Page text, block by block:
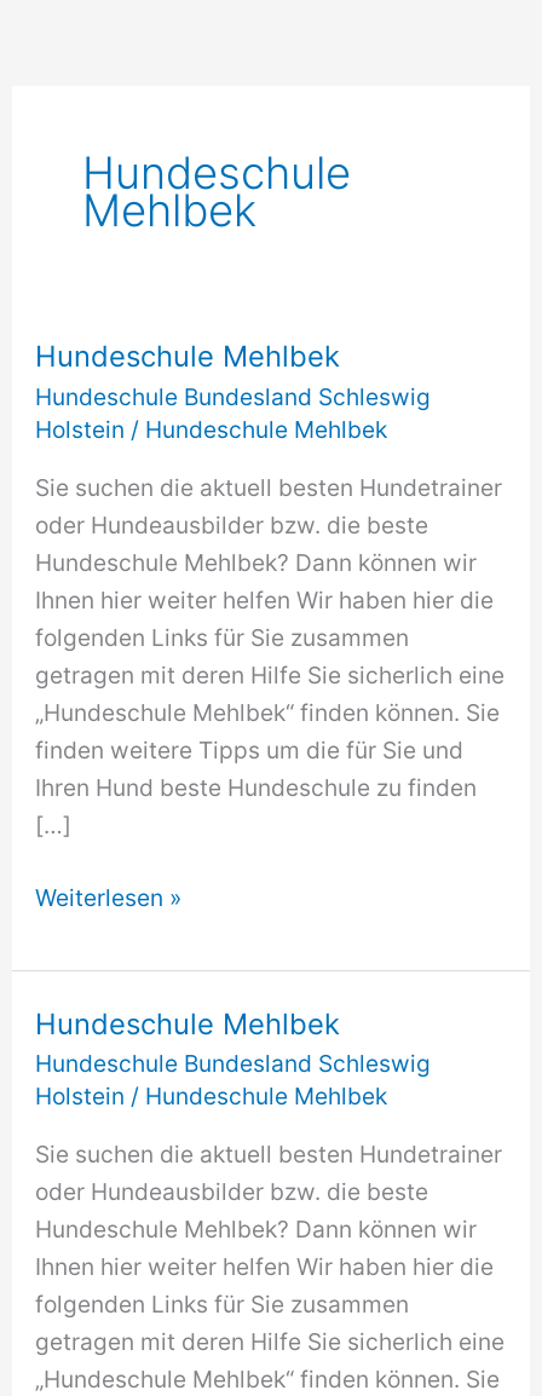
Hundeschule
Mehlbek
Hundeschule Mehlbek
Hundeschule Bundesland Schleswig
Holstein / Hundeschule Mehlbek
Sie suchen die aktuell besten Hundetrainer
oder Hundeausbilder bzw. die beste
Hundeschule Mehlbek? Dann können wir
Ihnen hier weiter helfen Wir haben hier die
folgenden Links für Sie zusammen
getragen mit deren Hilfe Sie sicherlich eine
„Hundeschule Mehlbek“ finden können. Sie
finden weitere Tipps um die für Sie und
Ihren Hund beste Hundeschule zu finden
[…]
Hundeschule
Weiterlesen »
Hundeschule Mehlbek
Hundeschule Bundesland Schleswig
Holstein / Hundeschule Mehlbek
Sie suchen die aktuell besten Hundetrainer
oder Hundeausbilder bzw. die beste
Hundeschule Mehlbek? Dann können wir
Ihnen hier weiter helfen Wir haben hier die
folgenden Links für Sie zusammen
getragen mit deren Hilfe Sie sicherlich eine
„Hundeschule Mehlbek“ finden können. Sie